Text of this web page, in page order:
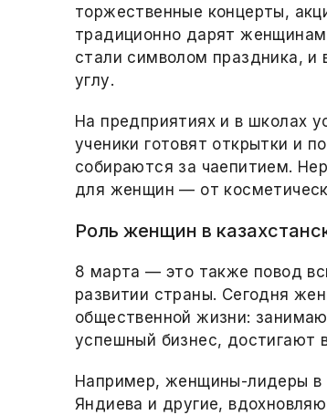
торжественные концерты,
традиционно дарят
стали символом праздника, и
углу.
На предприятиях и в школах
ученики готовят открытки и
собираются за чаепитием.
для женщин — от
Роль женщин в
8 марта — это также повод
развитии страны. Сегодня
общественной жизни:
успешный бизнес, достигают
Например, женщины-лидеры в
Яндиева и другие,